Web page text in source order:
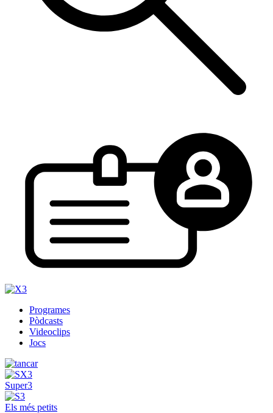
Programes
Pòdcasts
Videoclips
Jocs
Super3
Els més petits